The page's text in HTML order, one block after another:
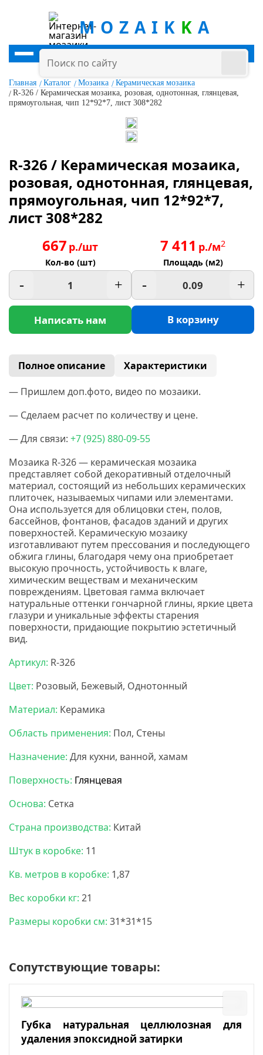
MOZAIK K A
Главная Каталог Мозаика
Керамическая мозаика
R-326 / Керамическая мозаика, розовая, однотонная, глянцевая,
прямоугольная, чип 12*92*7, лист 308*282
R-326 / Керамическая мозаика,
розовая, однотонная, глянцевая,
прямоугольная, чип 12*92*7,
лист 308*282
667 р./шт
Кол-во (шт)
- +
Написать нам
7 411 р./м2
Площадь (м2)
- +
В корзину
Полное описание
Характеристики
— Пришлем доп.фото, видео по мозаики.
— Сделаем расчет по количеству и цене.
— Для связи: +7(925) 880-09-55
Мозаика R-326 — керамическая мозаика
представляет собой декоративный отделочный
материал, состоящий из небольших керамических
плиточек, называемых чипами или элементами.
Она используется для облицовки стен, полов,
бассейнов, фонтанов, фасадов зданий и других
поверхностей. Керамическую мозаику
изготавливают путем прессования и последующего
обжига глины, благодаря чему она приобретает
высокую прочность, устойчивость к влаге,
химическим веществам и механическим
повреждениям. Цветовая гамма включает
натуральные оттенки гончарной глины, яркие цвета
глазури и уникальные эффекты старения
поверхности, придающие покрытию эстетичный
вид.
Артикул: R-326
Цвет: Розовый, Бежевый, Однотонный
Материал: Керамика
Область применения: Пол, Стены
Назначение: Для кухни, ванной, хамам
Поверхность: Глянцевая
Основа: Сетка
Страна производства: Китай
Штук в коробке: 11
Кв. метров в коробке: 1,87
Вес коробки кг: 21
Размеры коробки см: 31*31*15
Сопутствующие товары:
Губка натуральная целлюлозная для
удаления эпоксидной затирки